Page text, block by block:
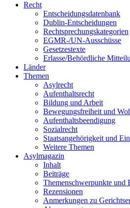
Recht
Entscheidungsdatenbank
Dublin-Entscheidungen
Rechtsprechungskategorien
EGMR-/UN-Ausschüsse
Gesetzestexte
Erlasse/Behördliche
Länder
Themen
Asylrecht
Aufenthaltsrecht
Bildung und Arbeit
Bewegungsfreiheit und
Aufenthaltsbeendigung
Sozialrecht
Staatsangehörigkeit und
Weitere Themen
Asylmagazin
Inhalt
Beiträge
Themenschwerpunkte und
Rezensionen
Anmerkungen zu